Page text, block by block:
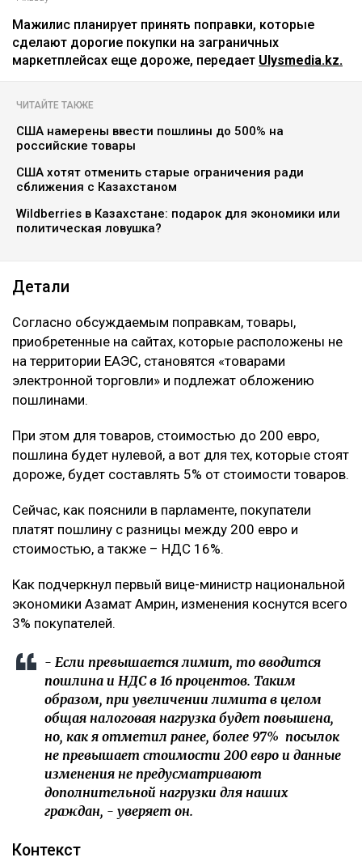
Мажилис планирует принять поправки, которые
сделают дорогие покупки на заграничных
маркетплейсах еще дороже, передает Ulysmedia.kz.
ЧИТАЙТЕ ТАКЖЕ
США намерены ввести пошлины до 500% на
российские товары
США хотят отменить старые ограничения ради
сближения с Казахстаном
Wildberries в Казахстане: подарок для экономики или
политическая ловушка?
Детали
Согласно обсуждаемым поправкам, товары,
приобретенные на сайтах, которые расположены не
на территории ЕАЭС, становятся «товарами
электронной торговли» и подлежат обложению
пошлинами.
При этом для товаров, стоимостью до 200 евро,
пошлина будет нулевой, а вот для тех, которые стоят
дороже, будет составлять 5% от стоимости товаров.
Сейчас, как пояснили в парламенте, покупатели
платят пошлину с разницы между 200 евро и
стоимостью, а также – НДС 16%.
Как подчеркнул первый вице-министр национальной
экономики Азамат Амрин, изменения коснутся всего
3% покупателей.
- Если превышается лимит, то вводится
пошлина и НДС в 16 процентов. Таким
образом, при увеличении лимита в целом
общая налоговая нагрузка будет повышена,
но, как я отметил ранее, более 97% посылок
не превышает стоимости 200 евро и данные
изменения не предусматривают
дополнительной нагрузки для наших
граждан, - уверяет он.
Контекст